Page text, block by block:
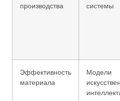
производства
системы
Эффективность
материала
Модели